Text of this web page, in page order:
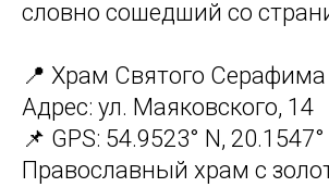
словно сошедший со
📍 Храм Святого Серафима
Адрес: ул. Маяковского, 14
📌 GPS: 54.9523° N, 20.1547°
Православный храм с